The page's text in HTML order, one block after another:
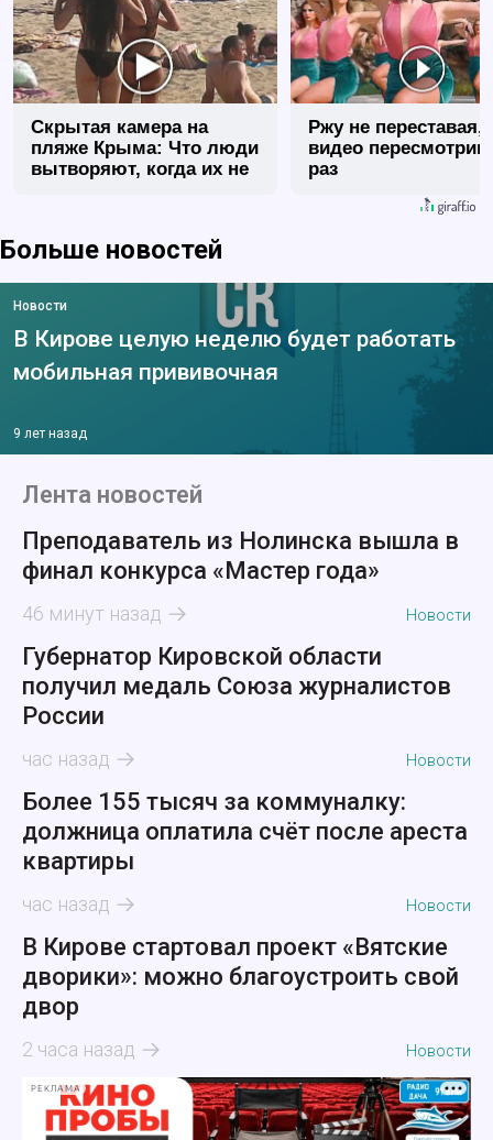
Скрытая камера на
пляже Крыма: Что люди
вытворяют, когда их не
Ржу не переставая,
видео
раз
Больше новостей
Новости
В Кирове целую неделю будет работать
мобильная прививочная
9 лет назад
Лента новостей
Преподаватель из Нолинска вышла в
финал конкурса «Мастер года»
46 минут назад Новости
Губернатор Кировской области
получил медаль Союза журналистов
России
час назад Новости
Более 155 тысяч за коммуналку:
должница оплатила счёт после ареста
квартиры
час назад Новости
В Кирове стартовал проект «Вятские
дворики»: можно благоустроить свой
двор
2 часа назад Новости
РЕКЛАМА